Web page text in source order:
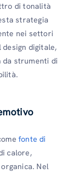
di tonalità
strategia
nei settori
digitale,
da strumenti di
fonte di
calore,
Nel